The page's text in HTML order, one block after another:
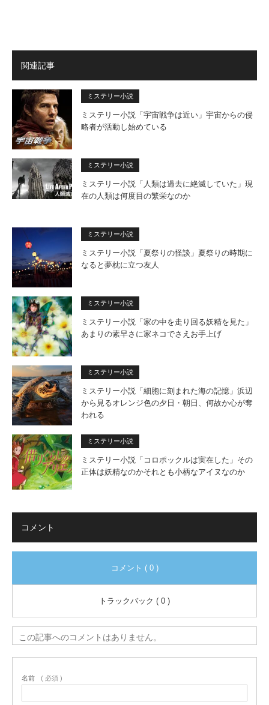
関連記事
ミステリー小説
ミステリー小説「宇宙戦争は近い」宇宙からの侵
略者が活動し始めている
ミステリー小説
ミステリー小説「人類は過去に絶滅していた」現
在の人類は何度目の繁栄なのか
ミステリー小説
ミステリー小説「夏祭りの怪談」夏祭りの時期に
なると夢枕に立つ友人
ミステリー小説
ミステリー小説「家の中を走り回る妖精を見た」
あまりの素早さに家ネコでさえお手上げ
ミステリー小説
ミステリー小説「細胞に刻まれた海の記憶」浜辺
から見るオレンジ色の夕日・朝日、何故か心が奪
われる
ミステリー小説
ミステリー小説「コロポックルは実在した」その
正体は妖精なのかそれとも小柄なアイヌなのか
コメント
コメント ( 0 )
トラックバック ( 0 )
この記事へのコメントはありません。
名前 ( 必須 )